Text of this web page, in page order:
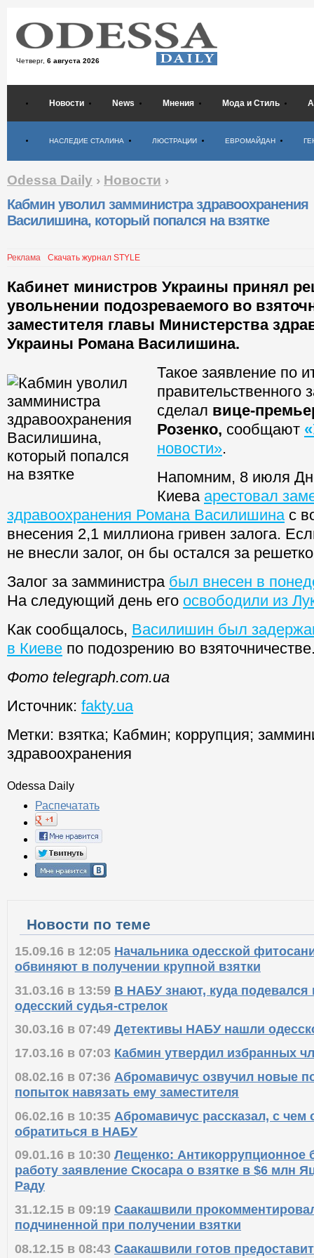
Четверг, 6 августа 2026
Новости News Мнения Мода и Стиль
НАСЛЕДИЕ СТАЛИНА ЛЮСТРАЦИИ ЕВРОМАЙДАН
Odessa Daily › Новости ›
Кабмин уволил замминистра здравоохранения
Василишина, который попался на взятке
Реклама Скачать журнал STYLE
Кабинет министров Украины принял
увольнении подозреваемого во
заместителя главы Министерства
Украины Романа Василишина.
Такое заявление по
правительственного
сделал вице-
Розенко, сообщают «
новости».
Напомним, 8 июля
Киева арестовал
здравоохранения Романа Василишинас
внесения 2,1 миллиона гривен залога.
не внесли залог, он бы остался за
Залог за замминистра был внесен в
На следующий день его освободили из
Как сообщалось, Василишин был
в Киеве по подозрению во
Фото telegraph.com.ua
Источник: fakty.ua
Метки: взятка; Кабмин; коррупция;
здравоохранения
Odessa Daily
Распечатать
Новости по теме
15.09.16 в 12:05 Начальника одесской
обвиняют в получении крупной взятки
31.03.16 в 13:59 В НАБУ знают, куда
одесский судья-стрелок
30.03.16 в 07:49 Детективы НАБУ нашли
17.03.16 в 07:03 Кабмин утвердил избранных
08.02.16 в 07:36 Абромавичус озвучил новые
попыток навязать ему заместителя
06.02.16 в 10:35 Абромавичус рассказал, с чем
обратиться в НАБУ
09.01.16 в 10:30 Лещенко: Антикоррупционное
работу заявление Скосара о взятке в $6 млн
Раду
31.12.15 в 09:19 Саакашвили
подчиненной при получении взятки
08.12.15 в 08:43 Саакашвили готов